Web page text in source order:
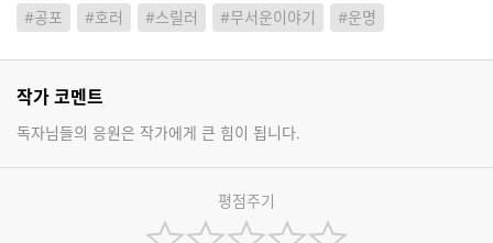
#공포 #호러 #스릴러 #무서운이야기 #운명
작가 코멘트
독자님들의 응원은 작가에게 큰 힘이 됩니다.
평점주기